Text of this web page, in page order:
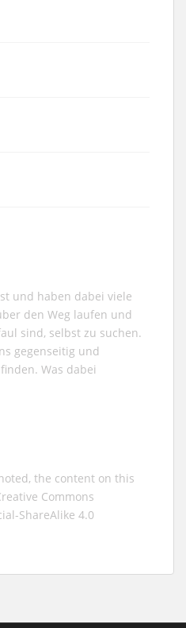
und haben dabei viele
den Weg laufen und
sind, selbst zu suchen.
gegenseitig und
Was dabei
the content on this
Commons
ShareAlike 4.0